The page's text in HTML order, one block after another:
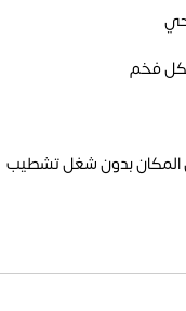
فخم
المكان بدون شغل تشطيب